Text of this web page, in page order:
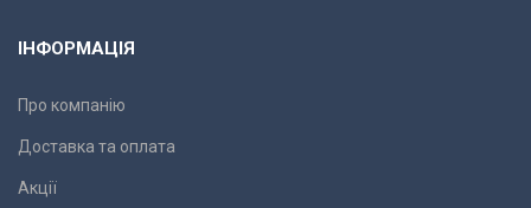
ІНФОРМАЦІЯ
Про компанію
Доставка та оплата
Акції